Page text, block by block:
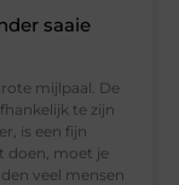
saaie
mijlpaal. De
te zijn
is een fijn
doen, moet je
veel mensen